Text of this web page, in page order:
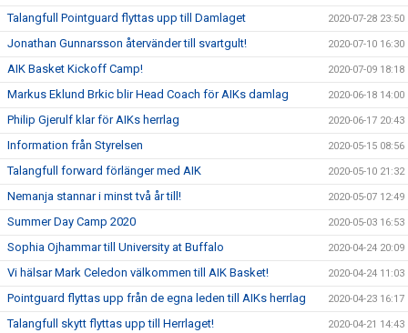
Talangfull Pointguard flyttas upp till Damlaget 2020-07-28 23:50
Jonathan Gunnarsson återvänder till svartgult! 2020-07-10 16:30
AIK Basket Kickoff Camp! 2020-07-09 18:18
Markus Eklund Brkic blir Head Coach för AIKs damlag 2020-06-18 14:00
Philip Gjerulf klar för AIKs herrlag 2020-06-17 20:43
Information från Styrelsen 2020-05-15 08:56
Talangfull forward förlänger med AIK 2020-05-10 21:32
Nemanja stannar i minst två år till! 2020-05-07 12:49
Summer Day Camp 2020 2020-05-03 16:53
Sophia Ojhammar till University at Buffalo 2020-04-24 20:09
Vi hälsar Mark Celedon välkommen till AIK Basket! 2020-04-24 11:03
Pointguard flyttas upp från de egna leden till AIKs herrlag 2020-04-23 16:17
Talangfull skytt flyttas upp till Herrlaget! 2020-04-21 14:43